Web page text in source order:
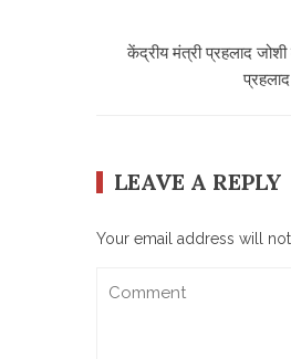
केंद्रीय मंत्री प्रहलाद
LEAVE A REPLY
Your email address will